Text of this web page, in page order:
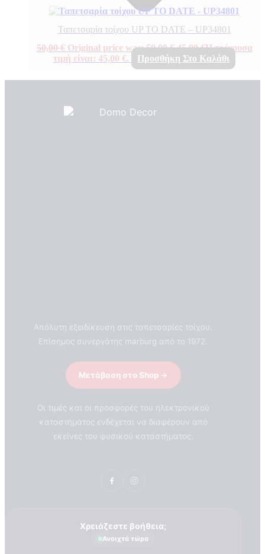
ΣΧΕΤΙΚΑ ΜΕ ΕΜΑΣ
Ταπετσαρία τοίχου UP TO DATE – UP34801
50,00€ Original price was: 50,00 €.45,00€Η τρέχουσα
τιμή είναι: 45,00 €.
Προσθήκη Στο Καλάθι
Απόλυτη εξειδίκευση στις ταπετσαρίες τοίχου.
Επίσημος συνεργάτης marburg από το 1972.
Μετάβαση στο Shop
Οι τιμές και οι προσφορές του ηλεκτρονικού
καταστήματος ενδέχεται να διαφέρουν από
εκείνες του φυσικού καταστήματος.
Χρειάζεστε βοήθεια;
Ανοιχτά τώρα